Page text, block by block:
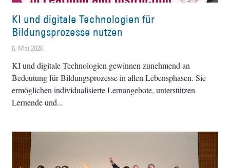
KI und digitale Technologien für
Bildungsprozesse nutzen
6. Mai 2026
KI und digitale Technologien gewinnen zunehmend an
Bedeutung für Bildungsprozesse in allen Lebensphasen. Sie
ermöglichen individualisierte Lernangebote, unterstützen
Lernende und